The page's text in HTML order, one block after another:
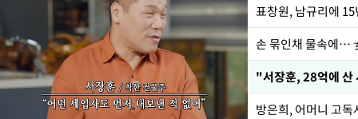
손 묶인채 물속에…
"서장훈, 28억에 산
방은희, 어머니 고